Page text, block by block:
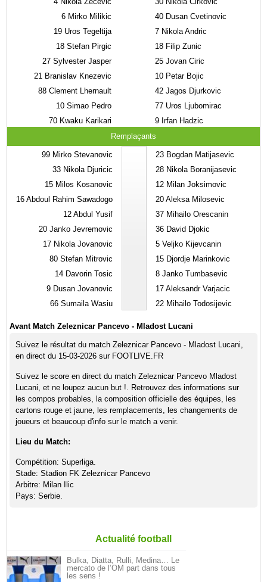
6 Mirko Milikic
19 Uros Tegeltija
18 Stefan Pirgic
27 Sylvester Jasper
21 Branislav Knezevic
88 Clement Lhernault
10 Simao Pedro
70 Kwaku Karikari
40 Dusan Cvetinovic
7 Nikola Andric
18 Filip Zunic
25 Jovan Ciric
10 Petar Bojic
42 Jagos Djurkovic
77 Uros Ljubomirac
9 Irfan Hadzic
Remplaçants
99 Mirko Stevanovic
33 Nikola Djuricic
15 Milos Kosanovic
16 Abdoul Rahim Sawadogo
12 Abdul Yusif
20 Janko Jevremovic
17 Nikola Jovanovic
80 Stefan Mitrovic
14 Davorin Tosic
9 Dusan Jovanovic
66 Sumaila Wasiu
23 Bogdan Matijasevic
28 Nikola Boranijasevic
12 Milan Joksimovic
20 Aleksa Milosevic
37 Mihailo Orescanin
36 David Djokic
5 Veljko Kijevcanin
15 Djordje Marinkovic
8 Janko Tumbasevic
17 Aleksandr Varjacic
22 Mihailo Todosijevic
Avant Match Zeleznicar Pancevo - Mladost Lucani
Suivez le résultat du match Zeleznicar Pancevo - Mladost Lucani,
en direct du 15-03-2026 sur FOOTLIVE.FR
Suivez le score en direct du match Zeleznicar Pancevo Mladost
Lucani, et ne loupez aucun but !. Retrouvez des informations sur
les compos probables, la composition officielle des équipes, les
cartons rouge et jaune, les remplacements, les changements de
joueurs et beaucoup d'info sur le match a venir.
Lieu du Match:
Compétition: Superliga.
Stade: Stadion FK Zeleznicar Pancevo
Arbitre: Milan Ilic
Pays: Serbie.
Actualité football
Bulka, Diatta, Rulli, Medina… Le
mercato de l’OM part dans tous
les sens !